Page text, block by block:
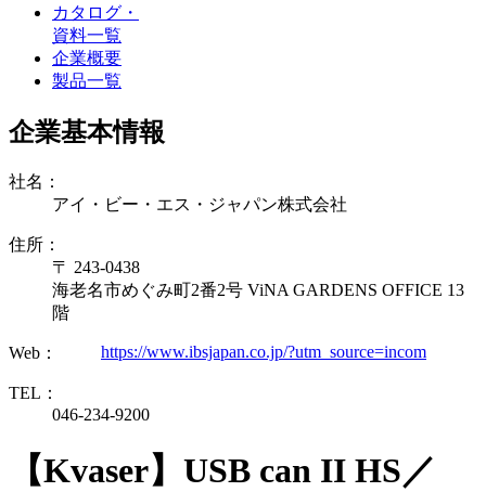
カタログ・
資料一覧
企業概要
製品一覧
企業基本情報
社名：
アイ・ビー・エス・ジャパン株式会社
住所：
〒 243-0438
海老名市めぐみ町2番2号 ViNA GARDENS OFFICE 13
階
Web： https://www.ibsjapan.co.jp/?utm_source=incom
TEL：
046-234-9200
【Kvaser】USB can II HS／